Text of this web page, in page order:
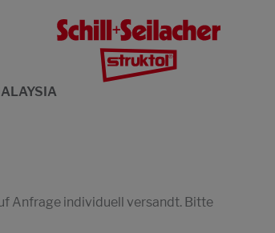
Anfrage individuell versandt. Bitte